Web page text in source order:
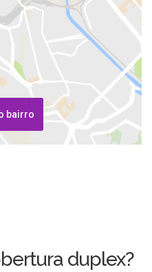
bairro
duplex?